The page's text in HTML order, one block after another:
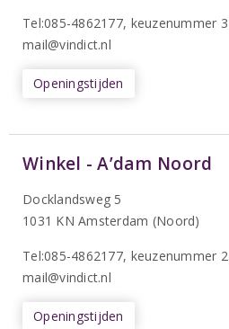
Tel:085-4862177, keuzenummer 3
mail@vindict.nl
Openingstijden
Winkel - A’dam Noord
Docklandsweg 5
1031 KN Amsterdam (Noord)
Tel:085-4862177, keuzenummer 2
mail@vindict.nl
Openingstijden